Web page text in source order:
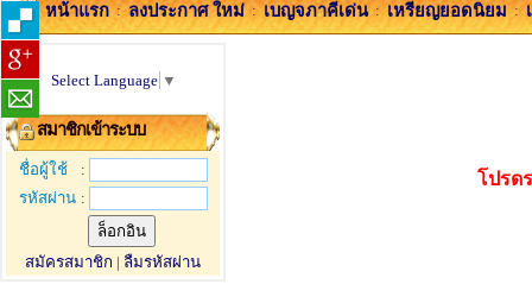
หน้าแรก : ลงประกาศ ใหม่ : เบญจภาคีเด่น : เหรียญยอดนิยม :
Select Language ▼
สมาชิกเข้าระบบ
ชื่อผู้ใช้
:
รหัสผ่าน :
สมัครสมาชิก | ลืมรหัสผ่าน
โปรด